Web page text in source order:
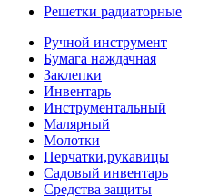
Решетки радиаторные
Ручной инструмент
Бумага наждачная
Заклепки
Инвентарь
Инструментальный
Малярный
Молотки
Перчатки,рукавицы
Садовый инвентарь
Средства защиты